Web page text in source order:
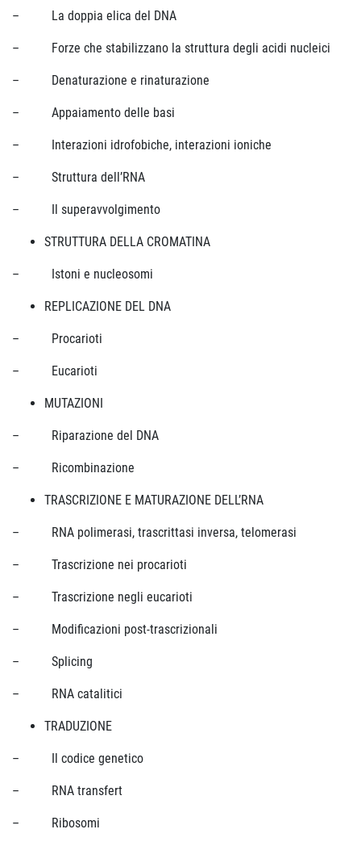
– La doppia elica del DNA
– Forze che stabilizzano la struttura degli acidi nucleici
– Denaturazione e rinaturazione
– Appaiamento delle basi
– Interazioni idrofobiche, interazioni ioniche
– Struttura dell’RNA
– Il superavvolgimento
STRUTTURA DELLA CROMATINA
– Istoni e nucleosomi
REPLICAZIONE DEL DNA
– Procarioti
– Eucarioti
MUTAZIONI
– Riparazione del DNA
– Ricombinazione
TRASCRIZIONE E MATURAZIONE DELL’RNA
– RNA polimerasi, trascrittasi inversa, telomerasi
– Trascrizione nei procarioti
– Trascrizione negli eucarioti
– Modificazioni post-trascrizionali
– Splicing
– RNA catalitici
TRADUZIONE
– Il codice genetico
– RNA transfert
– Ribosomi